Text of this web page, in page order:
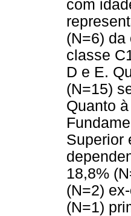
com
(N=6) da
classe
D e E.
(N=15)
Quanto
Superior
18,8%
(N=2)
(N=1)